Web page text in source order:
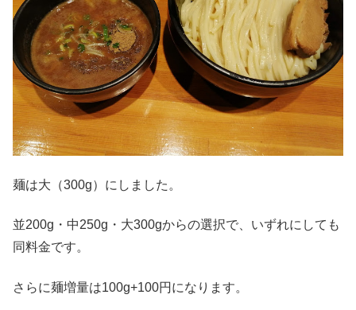
麺は大（300g）にしました。
並200g・中250g・大300gからの選択で、いずれにしても
同料金です。
さらに麺増量は100g+100円になります。